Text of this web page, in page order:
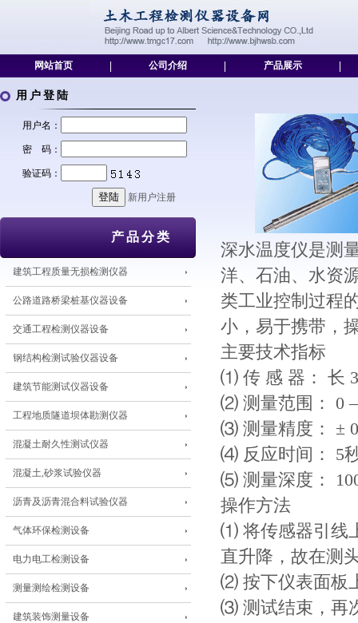
网站首页 公司介绍 产品展示
用户登陆
用户名：
密 码：
验证码：
新用户注册
产品分类
建筑工程质量无损检测仪器
公路道路桥梁桩基仪器设备
交通工程检测仪器设备
钢结构检测试验仪器设备
建筑节能测试仪器设备
工程地质隧道坝体勘测仪器
混凝土耐久性测试仪器
混凝土,砂浆试验仪器
沥青及沥青混合料试验仪器
气体环保检测设备
电力电工检测设备
测量测绘检测设备
建筑装饰测量设备
深水温度仪是测
洋、石油、水资
类工业控制过程
小，易于携带，
主要技术指标
⑴ 传 感 器： 长
⑵ 测量范围： 0
⑶ 测量精度： ±
⑷ 反应时间： 5
⑸ 测量深度：
操作方法
⑴ 将传感器引线
直升降，故在测
⑵ 按下仪表面板
⑶ 测试结束，再